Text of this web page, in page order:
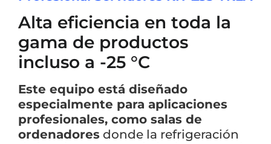
Alta eficiencia en toda la
gama de productos
incluso a -25 °C
Este equipo está diseñado
especialmente para aplicaciones
profesionales, como salas de
ordenadores donde la refrigeración